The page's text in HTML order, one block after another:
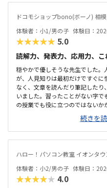
ドコモショップbono(ボーノ) 相
体験者：小1/男の子 体験日：
★★★★★ 5.0
読解力、発表力、応用力、
穏やかで優しそうな先生でした
が、人見知りは最初だけですぐ
なく、文章を読んだり筆記した
いました。習ったことがない字
の授業でも役に立つのではないか
ッピングモールの中にあるので
は付けてくれるそうです。ドコ
思いましたが、扉を閉めればそ
ラスなので程よい解放感で授業
プライベートでも使えるからい
いるパソコンはタッチパネルタイ
と心配でしたが、すぐに慣れまし
続きを
ハロー！パソコン教室 イオンタ
体験者：小2/男の子 体験日：
★★★★★ 4.0